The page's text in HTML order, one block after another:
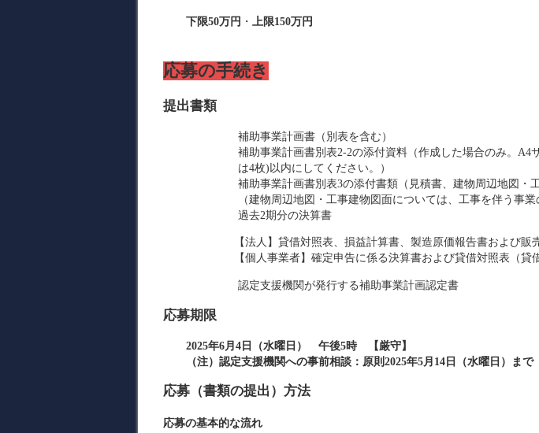
下限50万円 ・ 上限150万円
応募の手続き
提出書類
補助事業計画書（別表を含む）
補助事業計画書別表2-2の添付資料（作成した場合のみ。A4
は4枚)以内にしてください。）
補助事業計画書別表3の添付書類（見積書、建物周辺地図・
（建物周辺地図・工事建物図面については、工事を伴う事業
過去2期分の決算書
【法人】貸借対照表、損益計算書、製造原価報告書および販
【個人事業者】確定申告に係る決算書および貸借対照表（貸
認定支援機関が発行する補助事業計画認定書
応募期限
2025年6月4日（水曜日） 午後5時 【厳守】
（注）認定支援機関への事前相談：原則2025年5月14日（水曜日）まで
応募（書類の提出）方法
応募の基本的な流れ